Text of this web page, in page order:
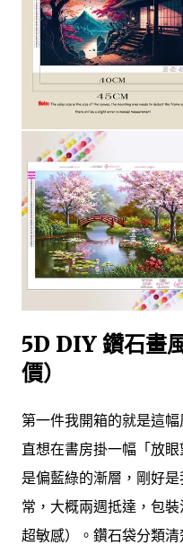
5D DIY 鑽石畫
價）
第一件我開箱的就是這
直想在書房掛一幅「放
是偏藍綠的漸層，剛好
常，大概兩週抵達，包
超敏感）。鑽石袋分類清